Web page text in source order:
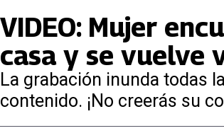
VIDEO: Mujer
casa y se vuelve
La grabación inunda todas
contenido. ¡No creerás su